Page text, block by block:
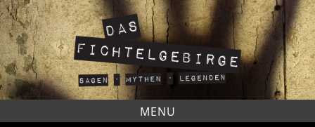
Skip
to
content
MENU